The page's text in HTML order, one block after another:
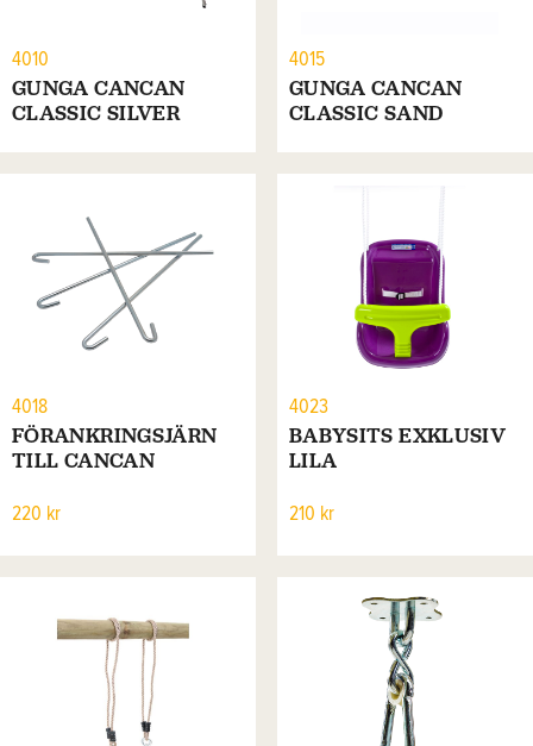
4010
GUNGA CANCAN
CLASSIC SILVER
4015
GUNGA CANCAN
CLASSIC SAND
4018
FÖRANKRINGSJÄRN
TILL CANCAN
220 kr
4023
BABYSITS EXKLUSIV
LILA
210 kr